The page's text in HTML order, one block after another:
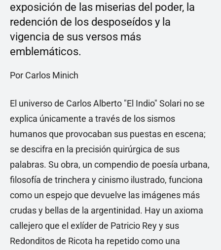
exposición de las miserias del poder, la
redención de los desposeídos y la
vigencia de sus versos más
emblemáticos.
Por Carlos Minich
El universo de Carlos Alberto "El Indio" Solari no se
explica únicamente a través de los sismos
humanos que provocaban sus puestas en escena;
se descifra en la precisión quirúrgica de sus
palabras. Su obra, un compendio de poesía urbana,
filosofía de trinchera y cinismo ilustrado, funciona
como un espejo que devuelve las imágenes más
crudas y bellas de la argentinidad. Hay un axioma
callejero que el exlíder de Patricio Rey y sus
Redonditos de Ricota ha repetido como una